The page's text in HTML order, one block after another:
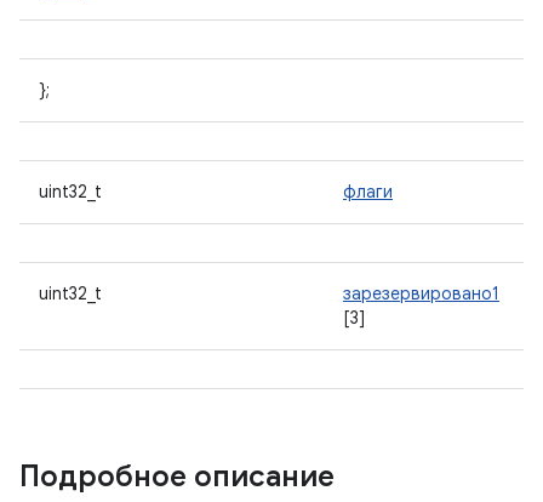
};
uint32_t флаги
uint32_t
зарезервировано1
[3]
Подробное описание